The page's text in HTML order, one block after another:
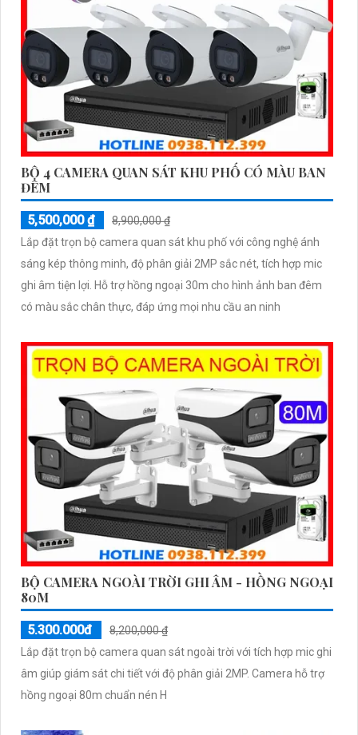
BỘ 4 CAMERA QUAN SÁT KHU PHỐ CÓ MÀU BAN
ĐÊM
5,500,000 ₫
8,900,000 ₫
Lắp đặt trọn bộ camera quan sát khu phố với công nghệ ánh
sáng kép thông minh, độ phân giải 2MP sắc nét, tích hợp mic
ghi âm tiện lợi. Hỗ trợ hồng ngoại 30m cho hình ảnh ban đêm
có màu sắc chân thực, đáp ứng mọi nhu cầu an ninh
BỘ CAMERA NGOÀI TRỜI GHI ÂM - HỒNG NGOẠI
80M
5.300.000đ
8,200,000 ₫
Lắp đặt trọn bộ camera quan sát ngoài trời với tích hợp mic ghi
âm giúp giám sát chi tiết với độ phân giải 2MP. Camera hỗ trợ
hồng ngoại 80m chuẩn nén H